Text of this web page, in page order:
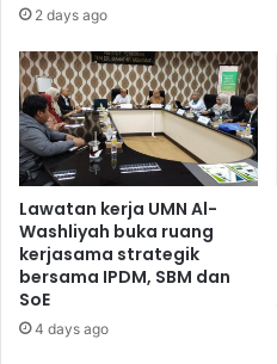
2 days ago
Lawatan kerja UMN Al-
Washliyah buka ruang
kerjasama strategik
bersama IPDM, SBM dan
SoE
4 days ago